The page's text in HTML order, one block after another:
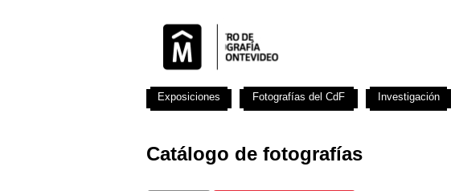
Catálogo de fotografías
Exposiciones Fotografías del CdF Investigación